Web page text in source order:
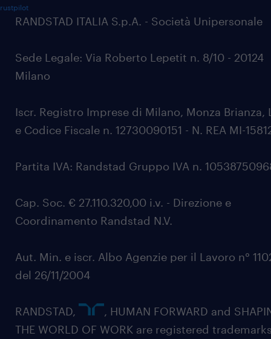
RANDSTAD ITALIA S.p.A. - Società Unipersonale
Sede Legale: Via Roberto Lepetit n. 8/10 - 20124
Milano
Iscr. Registro Imprese di Milano, Monza Brianza,
e Codice Fiscale n. 12730090151 - N. REA MI-
Partita IVA: Randstad Gruppo IVA n.
Cap. Soc. € 27.110.320,00 i.v. - Direzione e
Coordinamento Randstad N.V.
Aut. Min. e iscr. Albo Agenzie per il Lavoro n°
del 26/11/2004
RANDSTAD,
, HUMAN FORWARD and
THE WORLD OF WORK are registered